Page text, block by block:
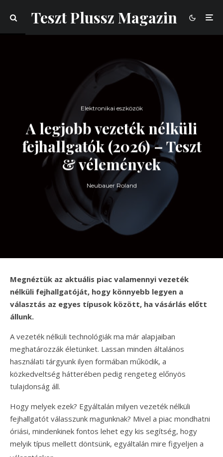
Teszt Plussz Magazin
Elektronikai eszközök
A legjobb vezeték nélküli
fejhallgatók (2026) – Teszt
& vélemények
Neubauer Roland
Megnéztük az aktuális piac valamennyi vezeték
nélküli fejhallgatóját, hogy könnyebb legyen a
választás az egyes típusok között, ha vásárlás előtt
állunk.
A vezeték nélküli technológiák ma már alapjaiban
meghatározzák életünket. Lassan minden általános
használati tárgyunk ilyen formában működik, a
közkedveltség hátterében pedig rengeteg előnyös
tulajdonság áll.
Hogy melyek ezek? Egyáltalán milyen vezeték nélküli
fejhallgatót válasszunk magunknak? Mivel a piac mondhatni
óriási, mindenkinek fontos lehet egy kis segítség, hogy
melyik típus mellett döntsünk, egyáltalán mire figyeljen a